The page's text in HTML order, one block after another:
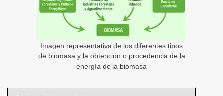
Imagen representativa de los diferentes tipos
de biomasa y la obtención o procedencia de la
energía de la biomasa